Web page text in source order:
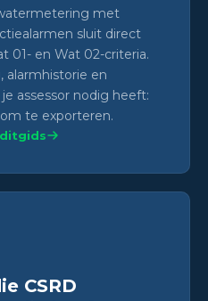
met
sluit direct
01- en Wat 02-criteria.
alarmhistorie en
assessor nodig heeft:
te exporteren.
CSRD